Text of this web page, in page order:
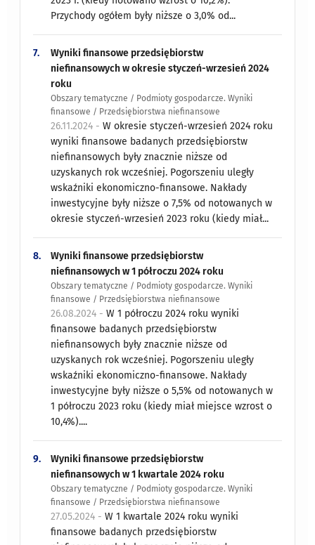
Przychody ogółem były niższe o 3,0% od...
7.
Wyniki finansowe przedsiębiorstw
niefinansowych w okresie styczeń-wrzesień 2024
roku
Obszary tematyczne / Podmioty gospodarcze. Wyniki
finansowe / Przedsiębiorstwa niefinansowe
26.11.2024 -W okresie styczeń-wrzesień 2024 roku
wyniki finansowe badanych przedsiębiorstw
niefinansowych były znacznie niższe od
uzyskanych rok wcześniej. Pogorszeniu uległy
wskaźniki ekonomiczno-finansowe. Nakłady
inwestycyjne były niższe o 7,5% od notowanych w
okresie styczeń-wrzesień 2023 roku (kiedy miał...
8.
Wyniki finansowe przedsiębiorstw
niefinansowych w 1 półroczu 2024 roku
Obszary tematyczne / Podmioty gospodarcze. Wyniki
finansowe / Przedsiębiorstwa niefinansowe
26.08.2024 -W 1 półroczu 2024 roku wyniki
finansowe badanych przedsiębiorstw
niefinansowych były znacznie niższe od
uzyskanych rok wcześniej. Pogorszeniu uległy
wskaźniki ekonomiczno-finansowe. Nakłady
inwestycyjne były niższe o 5,5% od notowanych w
1 półroczu 2023 roku (kiedy miał miejsce wzrost o
10,4%)....
9.
Wyniki finansowe przedsiębiorstw
niefinansowych w 1 kwartale 2024 roku
Obszary tematyczne / Podmioty gospodarcze. Wyniki
finansowe / Przedsiębiorstwa niefinansowe
27.05.2024 -W 1 kwartale 2024 roku wyniki
finansowe badanych przedsiębiorstw